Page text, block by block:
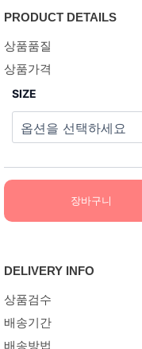
PRODUCT DETAILS
상품품질
상품가격
SIZE
장바구니
DELIVERY INFO
상품검수
배송기간
배송방법